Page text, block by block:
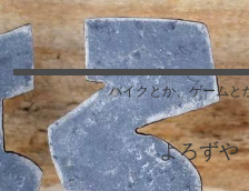
バイクとか、ゲームと
よろず